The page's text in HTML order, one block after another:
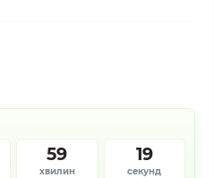
59
хвилин
18
секунд